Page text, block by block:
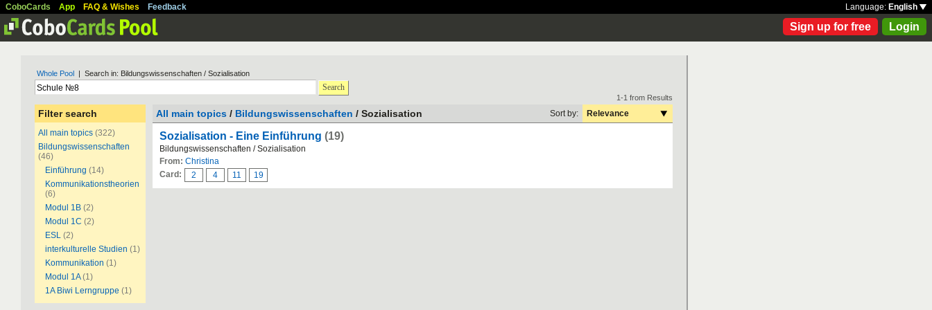
CoboCards App FAQ & Wishes Feedback Language: English
Sign up for free Login
Whole Pool | Search in: Bildungswissenschaften / Sozialisation
Search
Filter search
All main topics (322)
Bildungswissenschaften
(46)
Einführung (14)
Kommunikationstheorien
(6)
Modul 1B (2)
Modul 1C (2)
ESL (2)
interkulturelle Studien (1)
Kommunikation (1)
Modul 1A (1)
1A Biwi Lerngruppe (1)
1-1 from Results
All main topics / Bildungswissenschaften / Sozialisation Sort by: Relevance
Sozialisation - Eine Einführung (19)
Bildungswissenschaften / Sozialisation
From: Christina
Card:
2 4 11 19